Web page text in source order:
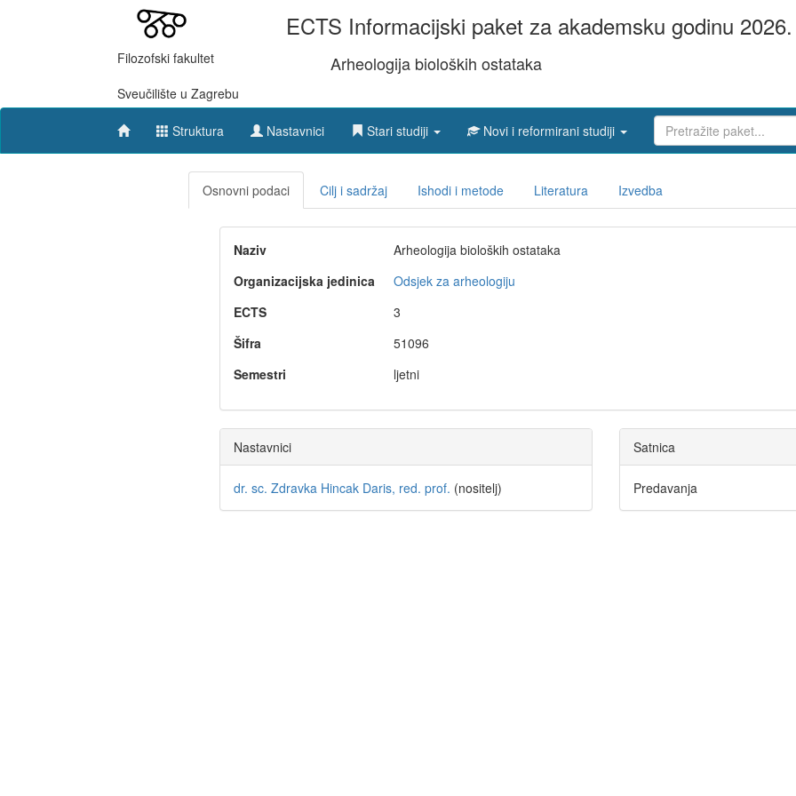
Filozofski fakultet
Sveučilište u Zagrebu
ECTS Informacijski paket za akademsku godinu
Arheologija bioloških ostataka
Struktura Nastavnici Stari studiji Novi i reformirani studiji
Osnovni podaci Cilj i sadržaj Ishodi i metode Literatura Izvedba
Naziv
Arheologija bioloških ostataka
Organizacijska jedinica
Odsjek za arheologiju
ECTS
3
Šifra
51096
Semestri
ljetni
Nastavnici
dr. sc. Zdravka Hincak Daris, red. prof. (nositelj)
Satnica
Predavanja